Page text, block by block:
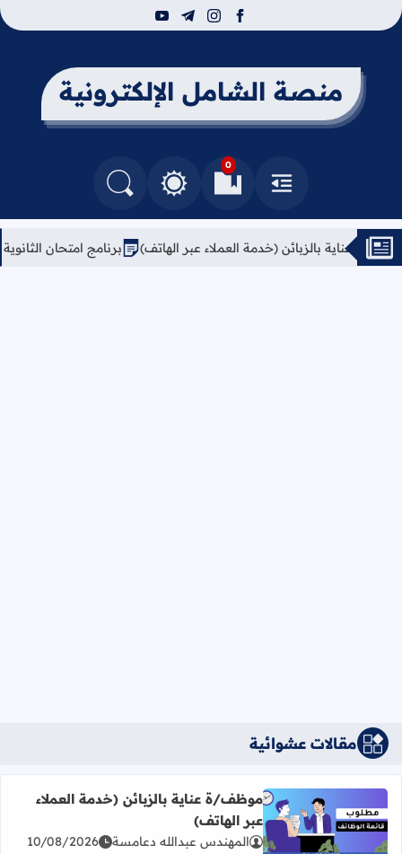
facebook
instagram
telegram
youtube
منصة الشامل الإلكترونية
القائمة
0
العلامات المرجعيةالتغيير بين الوضع النهاري والداكن
البحث في المدونة
بالزبائن (خدمة العملاء عبر الهاتف) برنامج امتحان الثانوية العامة للعام 2026 جدول امتحانات
مقالات عشوائية
اقرأ المزيد عن موظف/ة عناية بالزبائن (خدمة العملاء عبر
موظف/ة عناية بالزبائن (خدمة العملاء
عبر الهاتف)
المهندس عبدالله دعامسة 10/08/2026